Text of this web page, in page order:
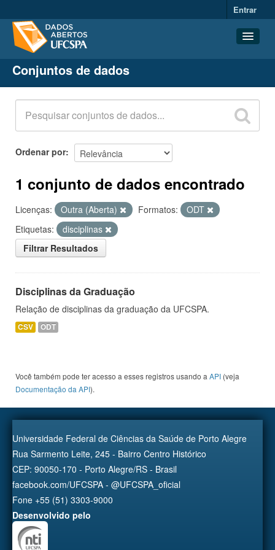
Entrar
Conjuntos de dados
Organizações
Grupos
Sobre
Conjuntos de dados
Ordenar por
1 conjunto de dados encontrado
Licenças: Outra (Aberta) Formatos:
ODT
Etiquetas:
disciplinas
Filtrar Resultados
Disciplinas da Graduação
Relação de disciplinas da graduação da UFCSPA.
CSV ODT
Você também pode ter acesso a esses registros usando a API (veja
Documentação da API).
Universidade Federal de Ciências da Saúde de Porto Alegre
Rua Sarmento Leite, 245 - Bairro Centro Histórico
CEP: 90050-170 - Porto Alegre/RS - Brasil
facebook.com/UFCSPA - @UFCSPA_oficial
Fone +55 (51) 3303-9000
Desenvolvido pelo